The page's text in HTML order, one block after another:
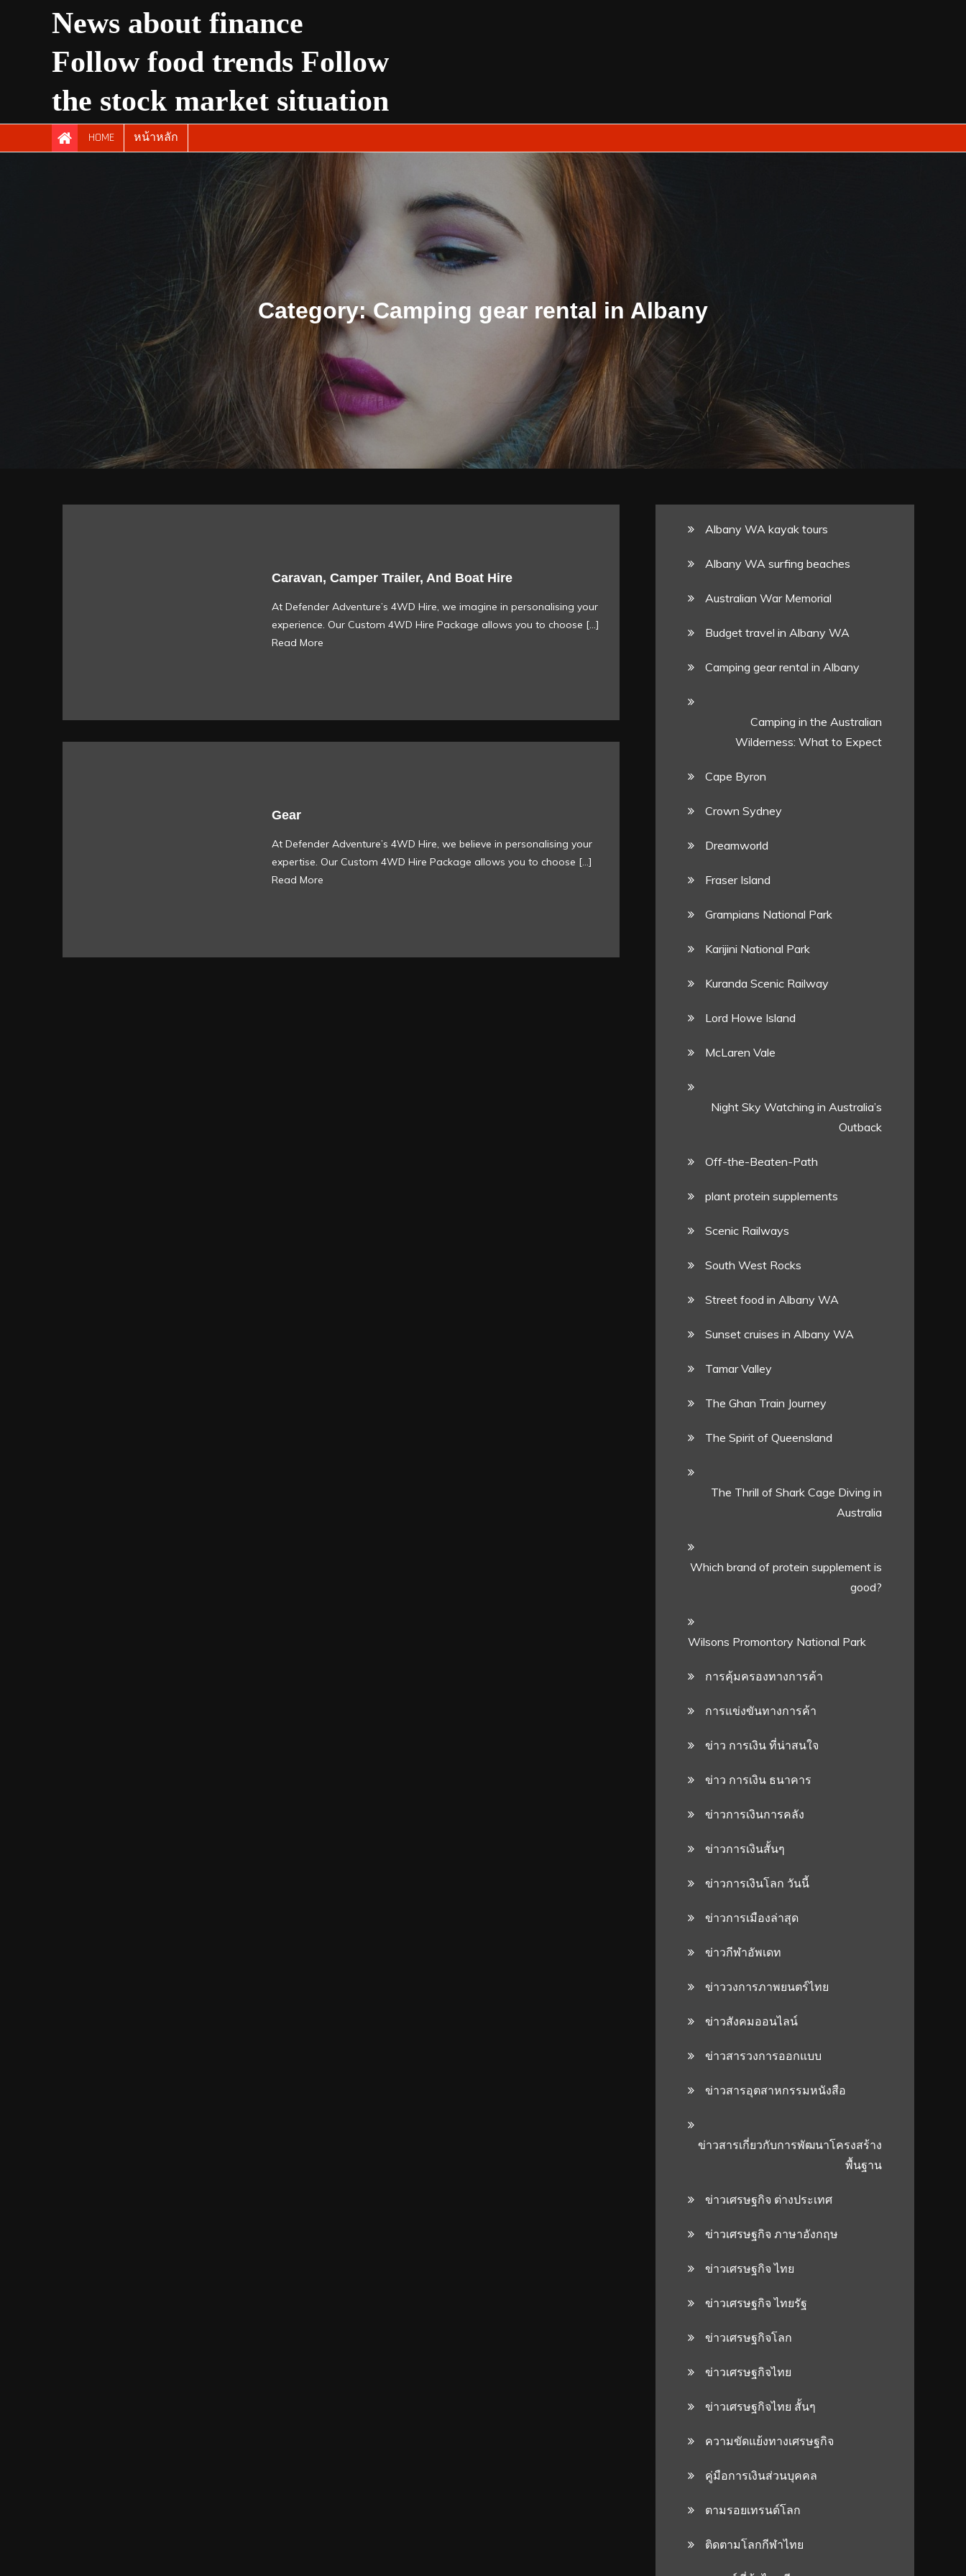
News about finance
Follow food trends Follow
the stock market situation
HOME หน้าหลัก
Category:Camping gear rental in Albany
Caravan, Camper Trailer, And Boat Hire
At Defender Adventure’s 4WD Hire, we imagine in personalising your
experience. Our Custom 4WD Hire Package allows you to choose […]
Read More
Gear
At Defender Adventure’s 4WD Hire, we believe in personalising your
expertise. Our Custom 4WD Hire Package allows you to choose […]
Read More
Albany WA kayak tours
Albany WA surfing beaches
Australian War Memorial
Budget travel in Albany WA
Camping gear rental in Albany
Camping in the Australian
Wilderness: What to Expect
Cape Byron
Crown Sydney
Dreamworld
Fraser Island
Grampians National Park
Karijini National Park
Kuranda Scenic Railway
Lord Howe Island
McLaren Vale
Night Sky Watching in Australia’s
Outback
Off-the-Beaten-Path
plant protein supplements
Scenic Railways
South West Rocks
Street food in Albany WA
Sunset cruises in Albany WA
Tamar Valley
The Ghan Train Journey
The Spirit of Queensland
The Thrill of Shark Cage Diving in
Australia
Which brand of protein supplement is
good?
Wilsons Promontory National Park
การคุ้มครองทางการค้า
การแข่งขันทางการค้า
ข่าว การเงิน ที่น่าสนใจ
ข่าว การเงิน ธนาคาร
ข่าวการเงินการคลัง
ข่าวการเงินสั้นๆ
ข่าวการเงินโลก วันนี้
ข่าวการเมืองล่าสุด
ข่าวกีฬาอัพเดท
ข่าววงการภาพยนตร์ไทย
ข่าวสังคมออนไลน์
ข่าวสารวงการออกแบบ
ข่าวสารอุตสาหกรรมหนังสือ
ข่าวสารเกี่ยวกับการพัฒนาโครงสร้าง
พื้นฐาน
ข่าวเศรษฐกิจ ต่างประเทศ
ข่าวเศรษฐกิจ ภาษาอังกฤษ
ข่าวเศรษฐกิจ ไทย
ข่าวเศรษฐกิจ ไทยรัฐ
ข่าวเศรษฐกิจโลก
ข่าวเศรษฐกิจไทย
ข่าวเศรษฐกิจไทย สั้นๆ
ความขัดแย้งทางเศรษฐกิจ
คู่มือการเงินส่วนบุคคล
ตามรอยเทรนด์โลก
ติดตามโลกกีฬาไทย